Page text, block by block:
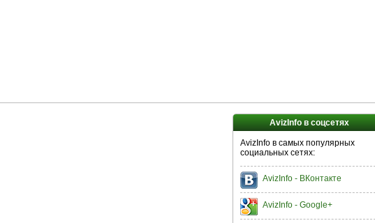
AvizInfo в соцсетях
AvizInfo в самых популярных
социальных сетях:
AvizInfo - ВКонтакте
AvizInfo - Google+